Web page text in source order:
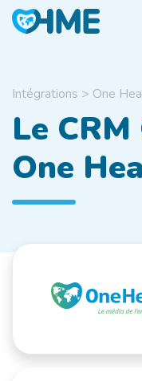
Intégrations > One
Le
One